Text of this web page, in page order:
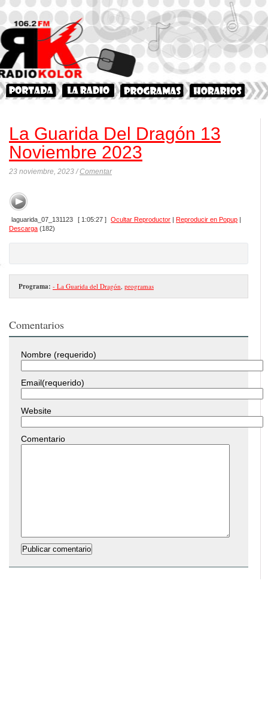
La Guarida Del Dragón 13
Noviembre 2023
23 noviembre, 2023 /Comentar
laguarida_07_131123 [ 1:05:27 ] Ocultar Reproductor |Reproducir en Popup |
Descarga (182)
Programa: - La Guarida del Dragón programas
Comentarios
Nombre (requerido)
Email(requerido)
Website
Comentario